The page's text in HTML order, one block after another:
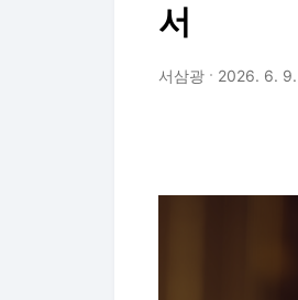
서
서삼광 2026. 6.